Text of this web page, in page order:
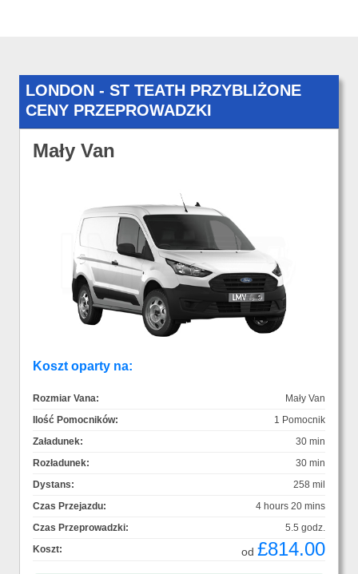
LONDON - ST TEATH PRZYBLIŻONE
CENY PRZEPROWADZKI
Mały Van
Koszt oparty na:
Rozmiar Vana:
Mały Van
Ilość Pomocników:
1 Pomocnik
Załadunek:
30 min
Rozładunek:
30 min
Dystans:
258 mil
Czas Przejazdu:
4 hours 20 mins
Czas Przeprowadzki:
5.5 godz.
Koszt:
od £814.00